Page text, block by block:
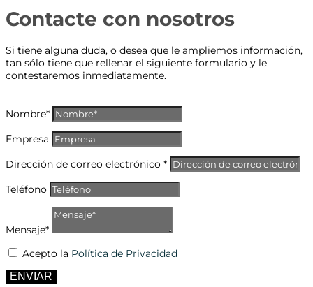
Contacte con nosotros
Si tiene alguna duda, o desea que le ampliemos información,
tan sólo tiene que rellenar el siguiente formulario y le
contestaremos inmediatamente.
Nombre*
Empresa
Dirección de correo electrónico *
Teléfono
Mensaje*
Acepto la Política de Privacidad
ENVIAR